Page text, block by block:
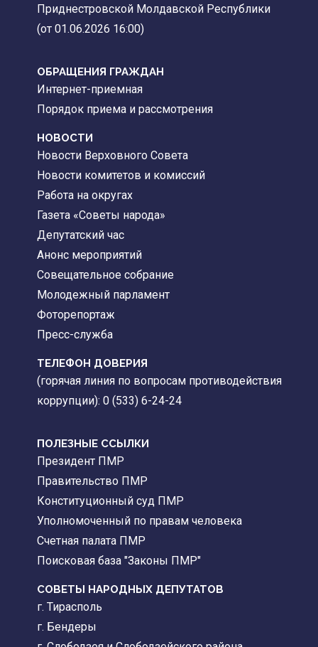
Приднестровской Молдавской Республики
(от 01.06.2026 16:00)
ОБРАЩЕНИЯ ГРАЖДАН
Интернет-приемная
Порядок приема и рассмотрения
НОВОСТИ
Новости Верховного Совета
Новости комитетов и комиссий
Работа на округах
Газета «Советы народа»
Депутатский час
Анонс мероприятий
Совещательное собрание
Молодежный парламент
Фоторепортаж
Пресс-служба
ТЕЛЕФОН ДОВЕРИЯ
(горячая линия по вопросам противодействия
коррупции): 0 (533) 6-24-24
ПОЛЕЗНЫЕ ССЫЛКИ
Президент ПМР
Правительство ПМР
Конституционный суд ПМР
Уполномоченный по правам человека
Счетная палата ПМР
Поисковая база "Законы ПМР"
СОВЕТЫ НАРОДНЫХ ДЕПУТАТОВ
г. Тирасполь
г. Бендеры